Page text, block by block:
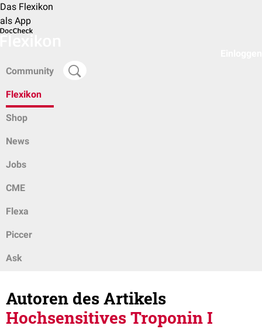
Das Flexikon
als App
Community
Flexikon
Shop
News
Jobs
CME
Flexa
Piccer
Ask
Autoren des Artikels
Hochsensitives Troponin I